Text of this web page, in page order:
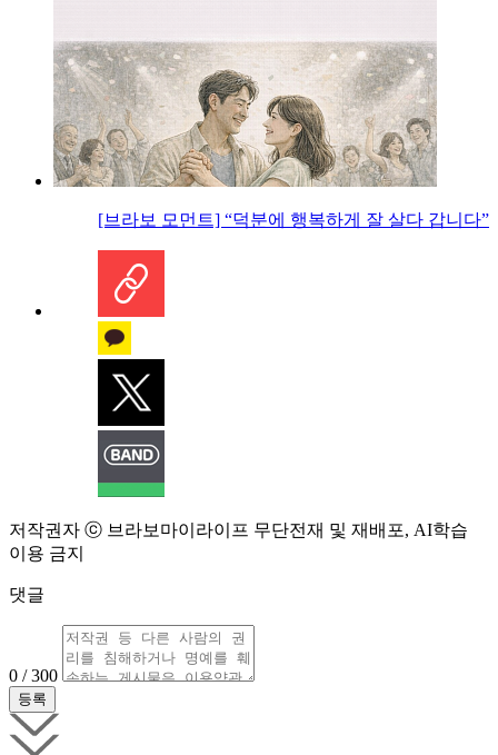
[브라보 모먼트] “덕분에 행복하게 잘 살다 갑니다”
저작권자 ⓒ 브라보마이라이프 무단전재 및 재배포, AI학습
이용 금지
댓글
0 / 300